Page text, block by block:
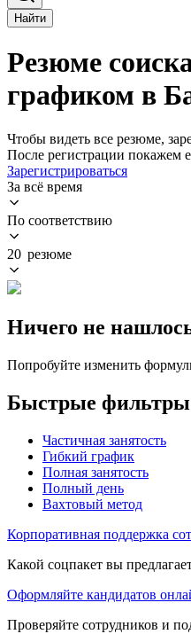
Найти
Резюме
графиком в
Чтобы видеть все резюме,
После регистрации покажем
Зарегистрироваться
За всё время
По соответствию
20 резюме
Ничего не
Попробуйте изменить
Быстрые фильтры
Частичная занятость
Гибкий график
Полная занятость
Полный день
Вахтовый метод
Корпоративная поддержка
Какой соцпакет вы
Оформляйте кандидатов
Проверяйте сотрудников и